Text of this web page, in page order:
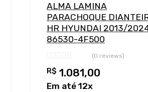
ALMA LAMINA
PARACHOQUE
HR HYUNDAI 2013/
86530-4F500
(0 reviews)
R$ 1.081,00
Em até 12x